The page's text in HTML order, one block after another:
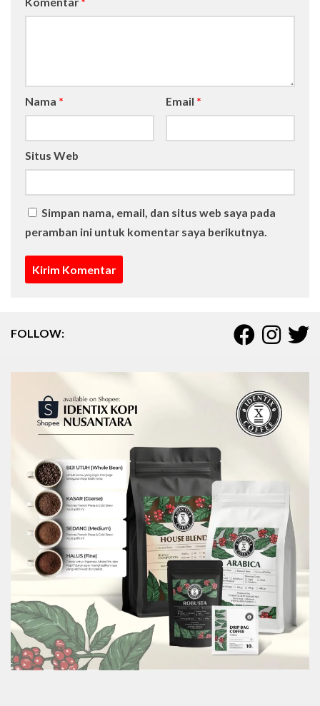
Nama * Email *
Situs Web
Simpan nama, email, dan situs web saya pada
peramban ini untuk komentar saya berikutnya.
FOLLOW: